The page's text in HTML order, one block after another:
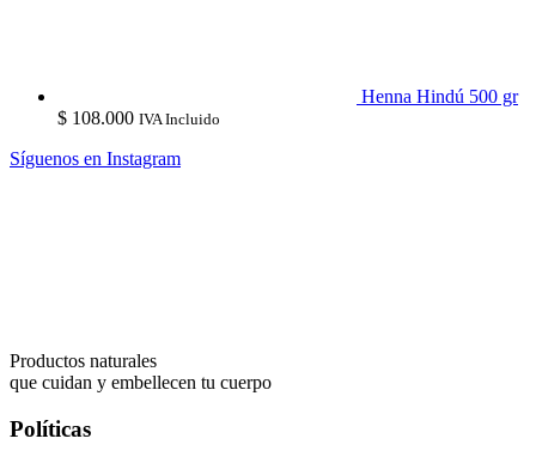
Henna Hindú 500 gr
$ 108.000 IVA Incluido
Síguenos en Instagram
Productos naturales
que cuidan y embellecen tu cuerpo
Políticas